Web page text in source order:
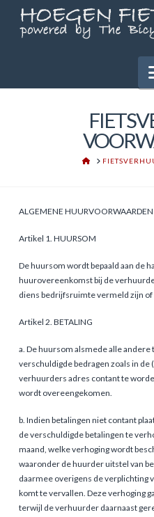
HOME
ALGEMENE HUURVOORWAARDEN
Artikel 1. HUURSOM
De huursom wordt bepaald aan de
huurovereenkomst bij de
diens bedrijfsruimte vermeld zijn of
Artikel 2. BETALING
a. De huursom alsmede alle
verschuldigde bedragen zoals in de
verhuurders adres contant te
wordt overeengekomen.
b. Indien betalingen niet contant
de verschuldigde betalingen te
maand, welke verhoging wordt
waaronder de huurder uitstel van
daarmee overigens de verplichting
komt te vervallen. Deze verhoging
terwijl de verhuurder daarnaast